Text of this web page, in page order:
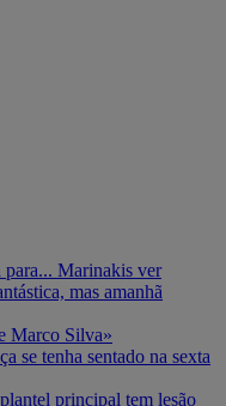
Marinakis ver
mas amanhã
Marco Silva»
se tenha sentado na sexta
principal tem lesão